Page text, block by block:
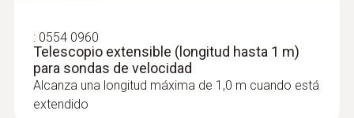
:0563 4410
Set combinado 2 para caudal testo 440
delta P con Bluetooth®
: 0554 0960
Telescopio extensible (longitud hasta 1 m)
para sondas de velocidad
Alcanza una longitud máxima de 1,0 m cuando está
extendido